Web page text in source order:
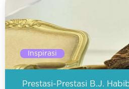
Inspirasi
Prestasi-Prestasi B.J.